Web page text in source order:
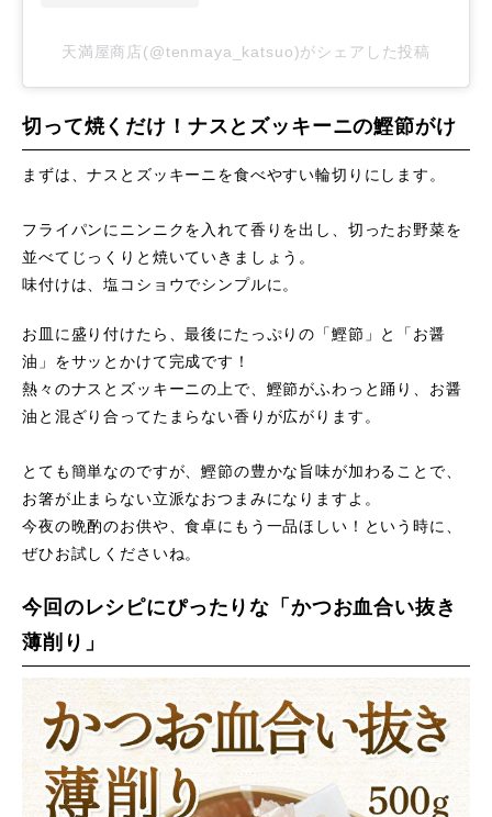
天満屋商店(@tenmaya_katsuo)がシェアした投稿
切って焼くだけ！ナスとズッキーニの鰹節がけ
まずは、ナスとズッキーニを食べやすい輪切りにします。
フライパンにニンニクを入れて香りを出し、切ったお野菜を
並べてじっくりと焼いていきましょう。
味付けは、塩コショウでシンプルに。
お皿に盛り付けたら、最後にたっぷりの「鰹節」と「お醤
油」をサッとかけて完成です！
熱々のナスとズッキーニの上で、鰹節がふわっと踊り、お醤
油と混ざり合ってたまらない香りが広がります。
とても簡単なのですが、鰹節の豊かな旨味が加わることで、
お箸が止まらない立派なおつまみになりますよ。
今夜の晩酌のお供や、食卓にもう一品ほしい！という時に、
ぜひお試しくださいね。
今回のレシピにぴったりな「かつお血合い抜き
薄削り」